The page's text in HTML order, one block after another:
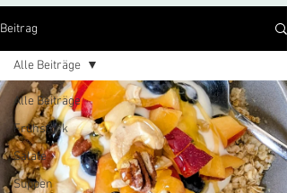
Beitrag
Alle Beiträge
Frühstück
Salate
Suppen
Alle Beiträge